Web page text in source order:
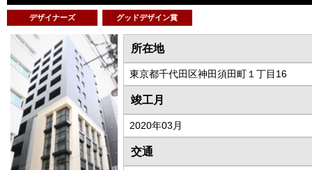
デザイナーズ グッドデザイン賞
所在地
東京都千代田区神田須田町１丁目16
竣工月
2020年03月
交通